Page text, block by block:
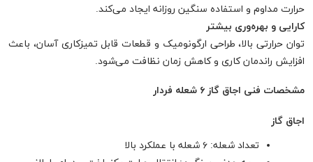
حرارت مداوم و استفاده سنگین روزانه ایجاد می‌کند.
کارایی و بهره‌وری بیشتر
توان حرارتی بالا، طراحی ارگونومیک و قطعات قابل تمیزکاری آسان، باعث
افزایش راندمان کاری و کاهش زمان نظافت می‌شود.
مشخصات فنی اجاق گاز ۶ شعله فردار
اجاق گاز
تعداد شعله: ۶ شعله با عملکرد بالا